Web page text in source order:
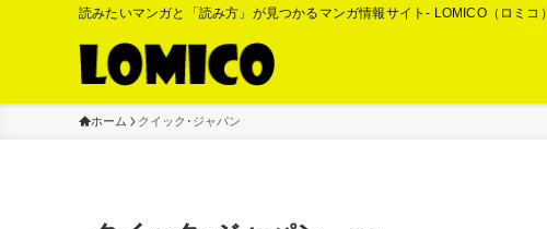
読みたいマンガと「読み方」が見つかるマンガ情報サイト- LOMICO（ロミコ）
ホーム クイック･ジャパン